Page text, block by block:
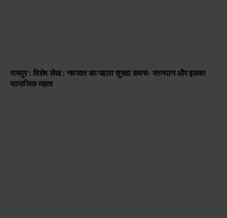
रायपुर : विशेष लेख : नवजात का पहला सुरक्षा कवच- स्तनपान और इसका
सामाजिक महत्व